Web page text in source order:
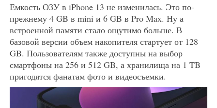
Емкость ОЗУ в iPhone 13 не изменилась. Это по-
прежнему 4 GB в mini и 6 GB в Pro Max. Ну а
встроенной памяти стало ощутимо больше. В
базовой версии объем накопителя стартует от 128
GB. Пользователям также доступны на выбор
смартфоны на 256 и 512 GB, а хранилища на 1 TB
пригодятся фанатам фото и видеосъемки.